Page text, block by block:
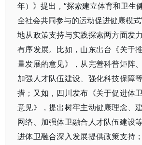
年）》提出，“探索建立体育和卫生
全社会共同参与的运动促进健康模
地从政策支持与实践探索两方面发
有序发展。比如，山东出台《关于
量发展的意见》，从完善科普矩阵
加强人才队伍建设、强化科技保障
措；又如，四川发布《关于促进体
意见》，提出树牢主动健康理念、
网络、加强体卫融合人才队伍建设
进体卫融合深入发展提供政策支持